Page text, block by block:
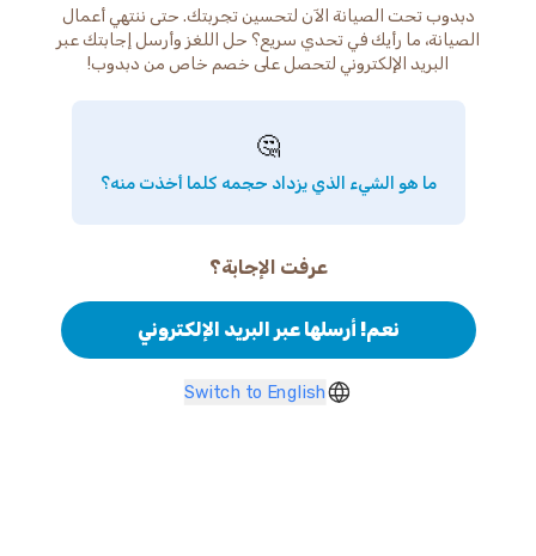
دبدوب تحت الصيانة الآن لتحسين تجربتك. حتى ننتهي أعمال
الصيانة، ما رأيك في تحدي سريع؟ حل اللغز وأرسل إجابتك عبر
البريد الإلكتروني لتحصل على خصم خاص من دبدوب!
🤔
ما هو الشيء الذي يزداد حجمه كلما أخذت منه؟
عرفت الإجابة؟
نعم! أرسلها عبر البريد الإلكتروني
Switch to English